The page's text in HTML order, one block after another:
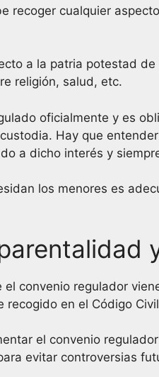
recoger cualquier
a la patria potestad
religión, salud, etc.
oficialmente y es
Hay que
a dicho interés y
los menores es
convenio regulador
en el Código
el convenio
evitar controversias